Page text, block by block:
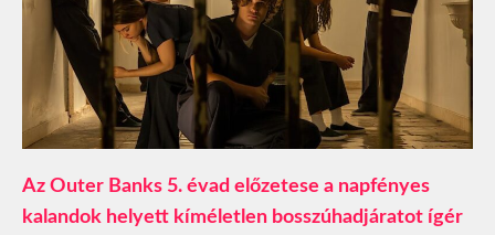
Az Outer Banks 5. évad előzetese a napfényes
kalandok helyett kíméletlen bosszúhadjáratot ígér